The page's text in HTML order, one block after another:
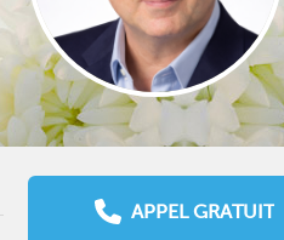
APPEL GRATUIT